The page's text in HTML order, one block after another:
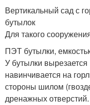
Вертикальный сад с
бутылок
Для такого
ПЭТ бутылки,
У бутылки
навинчивается на
стороны шилом
дренажных отверстий.